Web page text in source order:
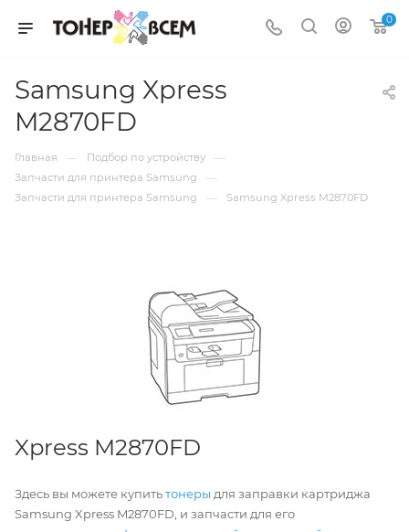
0
Samsung Xpress
M2870FD
Главная — Подбор по устройству —
Запчасти для принтера Samsung —
Запчасти для принтера Samsung — Samsung Xpress M2870FD
Xpress M2870FD
Здесь вы можете купитьтонеры для заправки картриджа
Samsung Xpress M2870FD, и запчасти для его